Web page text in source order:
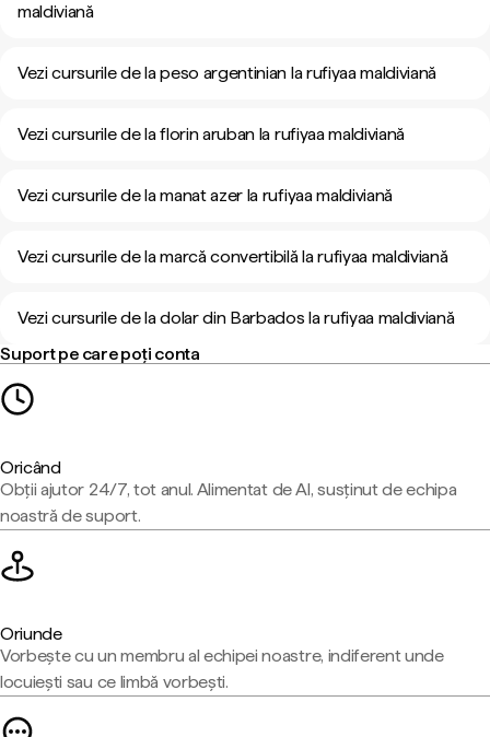
maldiviană
Vezi cursurile de la peso argentinian la rufiyaa maldiviană
Vezi cursurile de la florin aruban la rufiyaa maldiviană
Vezi cursurile de la manat azer la rufiyaa maldiviană
Vezi cursurile de la marcă convertibilă la rufiyaa maldiviană
Vezi cursurile de la dolar din Barbados la rufiyaa maldiviană
Suport pe care poți conta
Oricând
Obții ajutor 24/7, tot anul. Alimentat de AI, susținut de echipa
noastră de suport.
Oriunde
Vorbește cu un membru al echipei noastre, indiferent unde
locuiești sau ce limbă vorbești.